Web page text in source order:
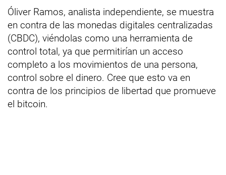
Óliver Ramos, analista independiente, se muestra
en contra de las monedas digitales centralizadas
(CBDC), viéndolas como una herramienta de
control total, ya que permitirían un acceso
completo a los movimientos de una persona,
control sobre el dinero. Cree que esto va en
contra de los principios de libertad que promueve
el bitcoin.